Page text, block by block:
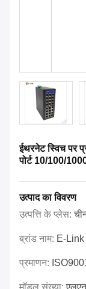
ईथरनेट स्विच पर
पोर्ट 10/100/
उत्पाद का विवरण
उत्पत्ति के प्लेस:
ब्रांड नाम: E-Link
प्रमाणन: